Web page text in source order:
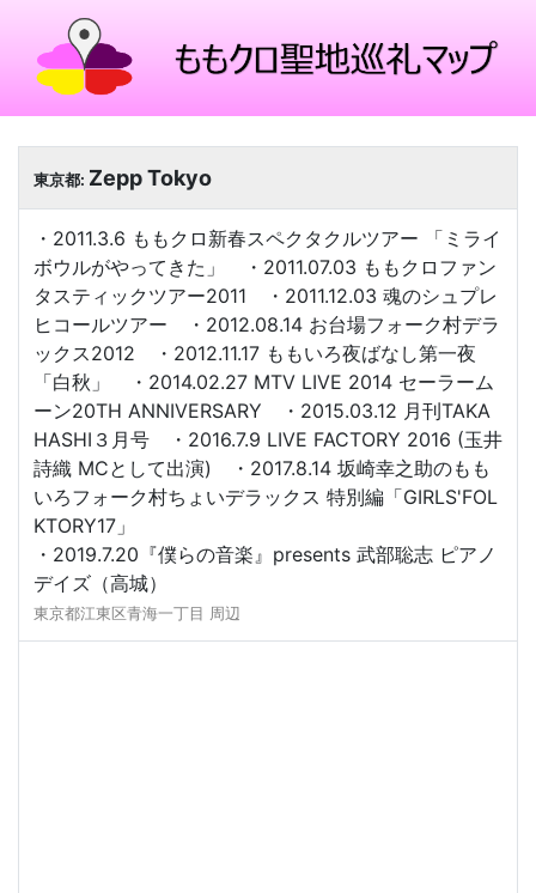
東京都: Zepp Tokyo
・2011.3.6 ももクロ新春スペクタクルツアー 「ミライ
ボウルがやってきた」 ・2011.07.03 ももクロファン
タスティックツアー2011 ・2011.12.03 魂のシュプレ
ヒコールツアー ・2012.08.14 お台場フォーク村デラ
ックス2012 ・2012.11.17 ももいろ夜ばなし第一夜
「白秋」 ・2014.02.27 MTV LIVE 2014 セーラーム
ーン20TH ANNIVERSARY ・2015.03.12 月刊TAKA
HASHI３月号 ・2016.7.9 LIVE FACTORY 2016 (玉井
詩織 MCとして出演) ・2017.8.14 坂崎幸之助のもも
いろフォーク村ちょいデラックス 特別編「GIRLS'FOL
KTORY17」
・2019.7.20『僕らの音楽』presents 武部聡志 ピアノ
デイズ（高城）
東京都江東区青海一丁目 周辺